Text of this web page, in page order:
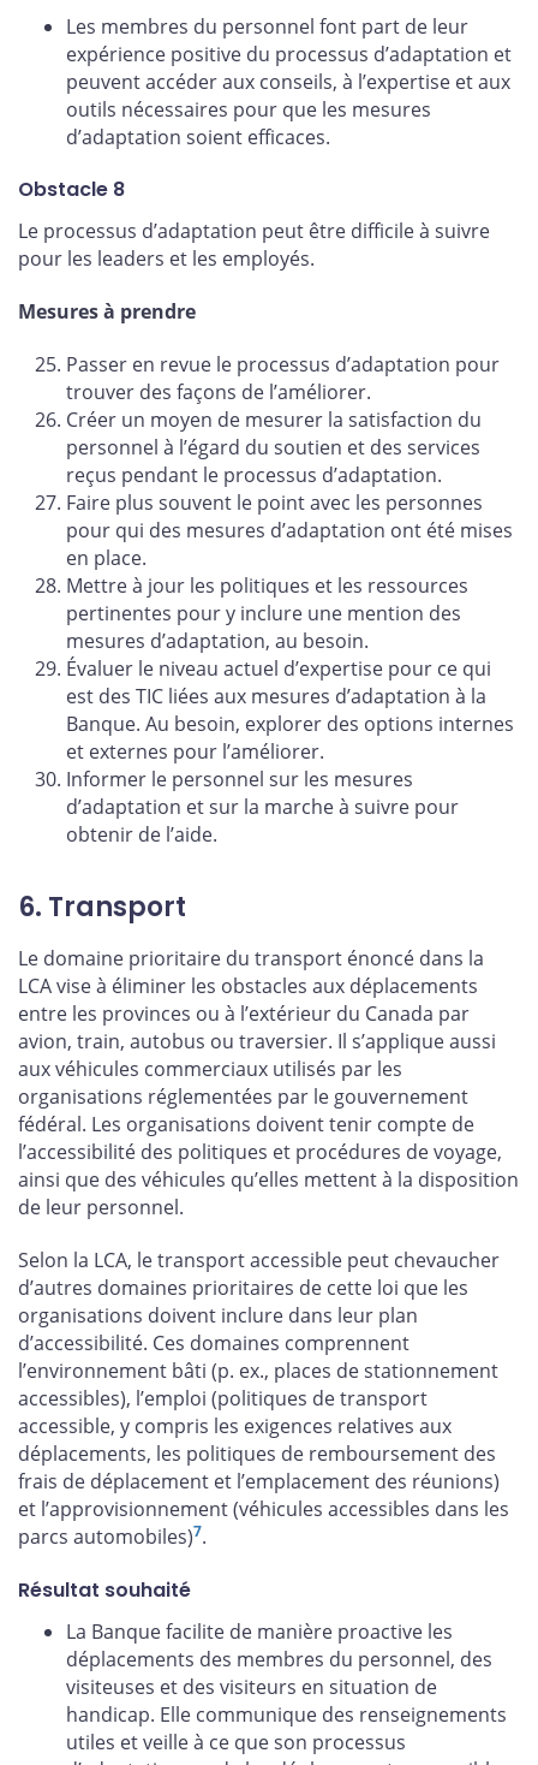
Les membres du personnel font part de leur
expérience positive du processus d’adaptation et
peuvent accéder aux conseils, à l’expertise et aux
outils nécessaires pour que les mesures
d’adaptation soient efficaces.
Obstacle 8
Le processus d’adaptation peut être difficile à suivre
pour les leaders et les employés.
Mesures à prendre
Passer en revue le processus d’adaptation pour
trouver des façons de l’améliorer.
Créer un moyen de mesurer la satisfaction du
personnel à l’égard du soutien et des services
reçus pendant le processus d’adaptation.
Faire plus souvent le point avec les personnes
pour qui des mesures d’adaptation ont été mises
en place.
Mettre à jour les politiques et les ressources
pertinentes pour y inclure une mention des
mesures d’adaptation, au besoin.
Évaluer le niveau actuel d’expertise pour ce qui
est des TIC liées aux mesures d’adaptation à la
Banque. Au besoin, explorer des options internes
et externes pour l’améliorer.
Informer le personnel sur les mesures
d’adaptation et sur la marche à suivre pour
obtenir de l’aide.
6. Transport
Le domaine prioritaire du transport énoncé dans la
LCA vise à éliminer les obstacles aux déplacements
entre les provinces ou à l’extérieur du Canada par
avion, train, autobus ou traversier. Il s’applique aussi
aux véhicules commerciaux utilisés par les
organisations réglementées par le gouvernement
fédéral. Les organisations doivent tenir compte de
l’accessibilité des politiques et procédures de voyage,
ainsi que des véhicules qu’elles mettent à la disposition
de leur personnel.
Selon la LCA, le transport accessible peut chevaucher
d’autres domaines prioritaires de cette loi que les
organisations doivent inclure dans leur plan
d’accessibilité. Ces domaines comprennent
l’environnement bâti (p. ex., places de stationnement
accessibles), l’emploi (politiques de transport
accessible, y compris les exigences relatives aux
déplacements, les politiques de remboursement des
frais de déplacement et l’emplacement des réunions)
et l’approvisionnement (véhicules accessibles dans les
parcs automobiles)7.
Résultat souhaité
La Banque facilite de manière proactive les
déplacements des membres du personnel, des
visiteuses et des visiteurs en situation de
handicap. Elle communique des renseignements
utiles et veille à ce que son processus